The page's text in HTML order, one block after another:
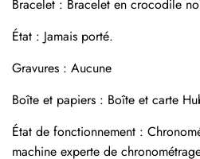
Bracelet : Bracelet en crocodile
État : Jamais porté.
Gravures : Aucune
Boîte et papiers : Boîte et carte
État de fonctionnement :
machine experte de